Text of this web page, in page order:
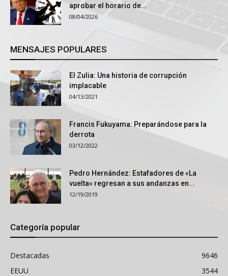
aprobar el horario de...
08/04/2026
MENSAJES POPULARES
El Zulia: Una historia de corrupción
implacable
04/13/2021
Francis Fukuyama: Preparándose para la
derrota
03/12/2022
Pedro Hernández: Estafadores de «La
vuelta» regresan a sus andanzas en...
12/19/2019
Categoría popular
Destacadas
9646
EEUU
3544